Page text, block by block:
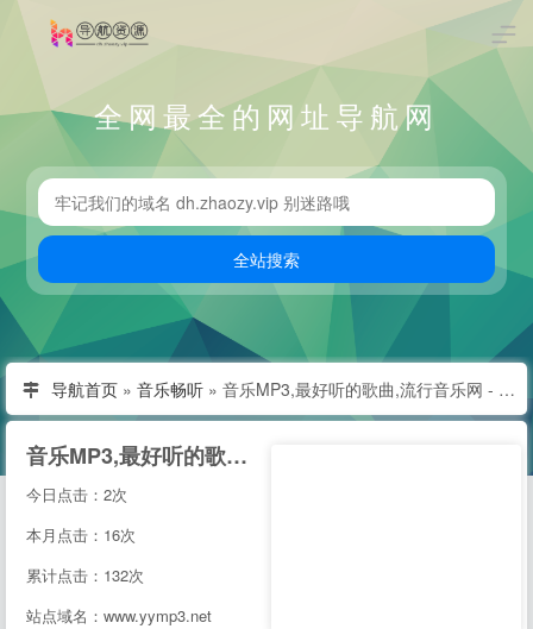
全网最全的网址导航网
导航首页 » 音乐畅听 » 音乐MP3,最好听的歌曲,流行音乐网 - YYMP3音乐网
音乐MP3,最好听的歌曲,流行音乐网 - YYMP3音乐网
今日点击：2次
本月点击：16次
累计点击：132次
站点域名：www.yymp3.net